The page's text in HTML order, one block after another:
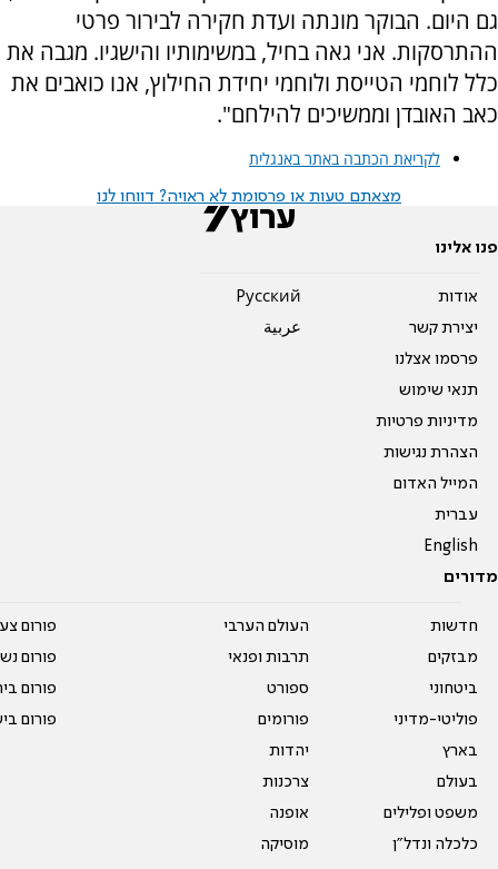
גם היום. הבוקר מונתה ועדת חקירה לבירור פרטי
ההתרסקות. אני גאה בחיל, במשימותיו והישגיו. מגבה את
כלל לוחמי הטייסת ולוחמי יחידת החילוץ, אנו כואבים את
כאב האובדן וממשיכים להילחם".
לקריאת הכתבה באתר באנגלית
מצאתם טעות או פרסומת לא ראויה? דווחו לנו
פנו אלינו
אודות
יצירת קשר
פרסמו אצלנו
תנאי שימוש
מדיניות פרטיות
הצהרת נגישות
המייל האדום
עברית
English
Pусский
عربية
מדורים
חדשות
מבזקים
ביטחוני
פוליטי-מדיני
בארץ
בעולם
משפט ופלילים
כלכלה ונדל"ן
העולם הערבי
תרבות ופנאי
ספורט
פורומים
יהדות
צרכנות
אופנה
מוסיקה
פורום
פורום
פורום
פורום